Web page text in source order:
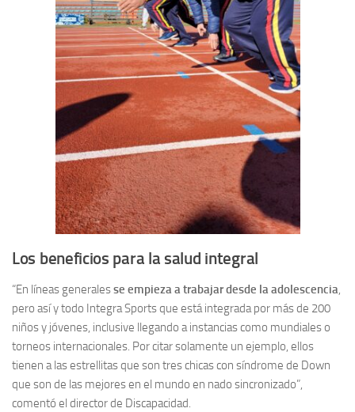
Los beneficios para la salud integral
“En líneas generalesse empieza a trabajar desde la adolescencia,
pero así y todo Integra Sports que está integrada por más de 200
niños y jóvenes, inclusive llegando a instancias como mundiales o
torneos internacionales. Por citar solamente un ejemplo, ellos
tienen a las estrellitas que son tres chicas con síndrome de Down
que son de las mejores en el mundo en nado sincronizado”,
comentó el director de Discapacidad.